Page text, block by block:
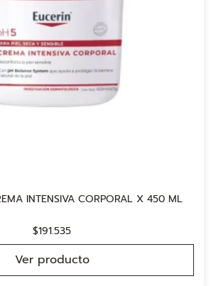
INTENSIVA CORPORAL X 450 ML
$191.535
Ver producto